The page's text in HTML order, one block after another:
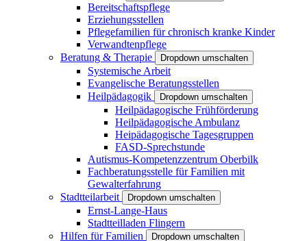
Bereitschaftspflege
Erziehungsstellen
Pflegefamilien für chronisch kranke Kinder
Verwandtenpflege
Beratung & Therapie
Dropdown umschalten
Systemische Arbeit
Evangelische Beratungsstellen
Heilpädagogik
Dropdown umschalten
Heilpädagogische Frühförderung
Heilpädagogische Ambulanz
Heipädagogische Tagesgruppen
FASD-Sprechstunde
Autismus-Kompetenzzentrum Oberbilk
Fachberatungsstelle für Familien mit
Gewalterfahrung
Stadtteilarbeit
Dropdown umschalten
Ernst-Lange-Haus
Stadtteilladen Flingern
Hilfen für Familien
Dropdown umschalten